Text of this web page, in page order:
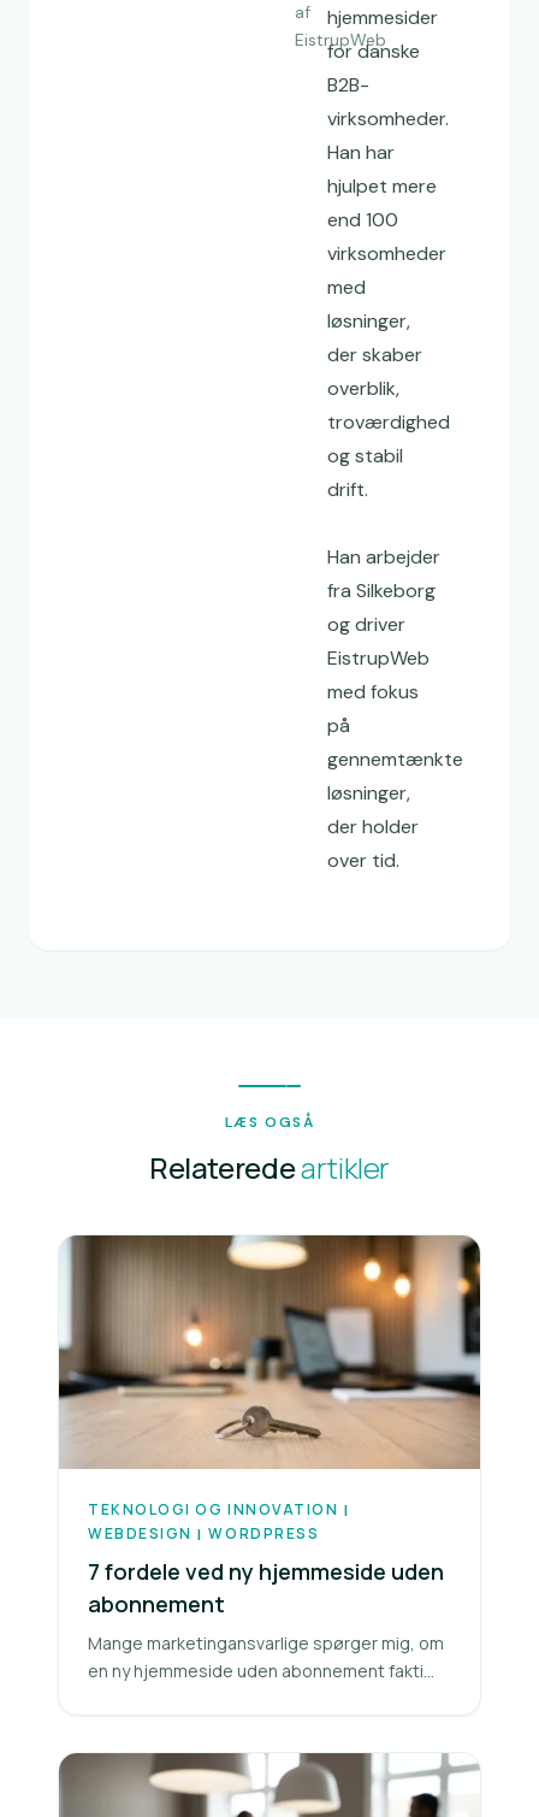
af
EistrupWeb
hjemmesider
for danske
B2B-
virksomheder.
Han har
hjulpet mere
end 100
virksomheder
med
løsninger,
der skaber
overblik,
troværdighed
og stabil
drift.
Han arbejder
fra Silkeborg
og driver
EistrupWeb
med fokus
på
gennemtænkte
løsninger,
der holder
over tid.
LÆS OGSÅ
Relateredeartikler
TEKNOLOGI OG INNOVATION |
WEBDESIGN |WORDPRESS
7 fordele ved ny hjemmeside uden
abonnement
Mange marketingansvarlige spørger mig, om
en ny hjemmeside uden abonnement fakti...